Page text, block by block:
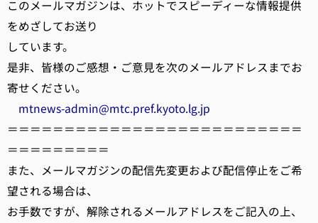
このメールマガジンは、ホットでスピーディーな情報提供
をめざしてお送り
しています。
是非、皆様のご感想・ご意見を次のメールアドレスまでお
寄せください。
mtnews-admin@mtc.pref.kyoto.lg.jp
＝＝＝＝＝＝＝＝＝＝＝＝＝＝＝＝＝＝＝＝＝＝＝＝＝＝
＝＝＝＝＝＝＝＝＝
また、メールマガジンの配信先変更および配信停止をご希
望される場合は、
お手数ですが、解除されるメールアドレスをご記入の上、